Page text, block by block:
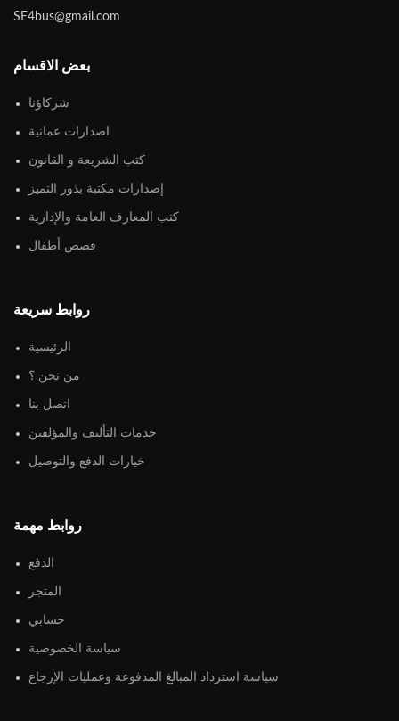
SE4bus@gmail.com
بعض الاقسام
شركاؤنا
اصدارات عمانية
كتب الشريعة و القانون
إصدارات مكتبة بذور التميز
كتب المعارف العامة والإدارية
قصص أطفال
روابط سريعة
الرئيسية
من نحن ؟
اتصل بنا
خدمات التأليف والمؤلفين
خيارات الدفع والتوصيل
روابط مهمة
الدفع
المتجر
حسابي
سياسة الخصوصية
سياسة استرداد المبالغ المدفوعة وعمليات الإرجاع